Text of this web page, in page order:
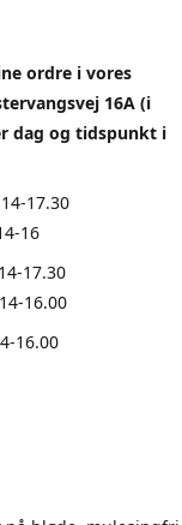
ordre i vores
16A (i
dag og tidspunkt i
17.30
16
17.30
16.00
16.00